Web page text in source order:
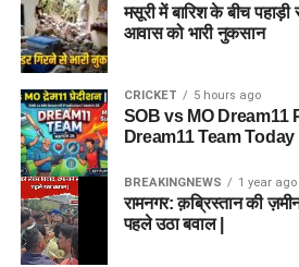
मसूरी में बारिश के बीच पहाड़ी
आवास को भारी नुकसान
CRICKET 5 hours ago
SOB vs MO Dream11
Dream11 Team
BREAKINGNEWS 1 year ago
रामनगर: क़ब्रिस्तान की
पहले उठा बवाल |